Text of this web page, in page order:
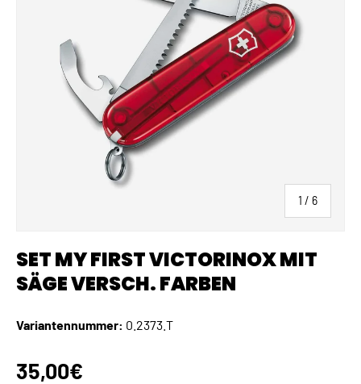
1 / von
6
SET MY FIRST VICTORINOX MIT
SÄGE VERSCH. FARBEN
Variantennummer: 0.2373.T
Normaler Preis
35,00€